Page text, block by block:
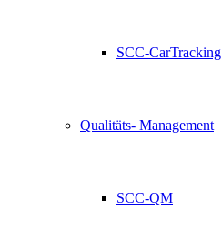
SCC-CarTracking
Qualitäts- Management
SCC-QM